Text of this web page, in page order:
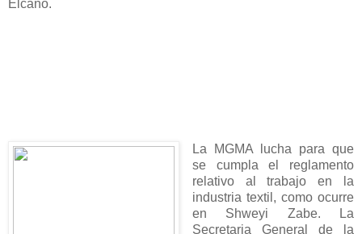
Elcano.
La MGMA lucha para que
se cumpla el reglamento
relativo al trabajo en la
industria textil, como ocurre
en Shweyi Zabe. La
Secretaria General de la